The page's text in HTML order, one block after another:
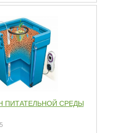
ПИТАТЕЛЬНОЙ СРЕДЫ